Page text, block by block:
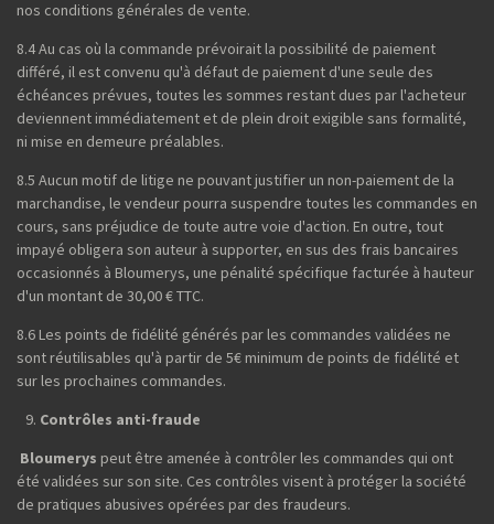
nos conditions générales de vente.
8.4 Au cas où la commande prévoirait la possibilité de paiement
différé, il est convenu qu'à défaut de paiement d'une seule des
échéances prévues, toutes les sommes restant dues par l'acheteur
deviennent immédiatement et de plein droit exigible sans formalité,
ni mise en demeure préalables.
8.5 Aucun motif de litige ne pouvant justifier un non-paiement de la
marchandise, le vendeur pourra suspendre toutes les commandes en
cours, sans préjudice de toute autre voie d'action. En outre, tout
impayé obligera son auteur à supporter, en sus des frais bancaires
occasionnés à Bloumerys, une pénalité spécifique facturée à hauteur
d'un montant de 30,00 € TTC.
8.6 Les points de fidélité générés par les commandes validées ne
sont réutilisables qu'à partir de 5€ minimum de points de fidélité et
sur les prochaines commandes.
Contrôles anti-fraude
Bloumerys peut être amenée à contrôler les commandes qui ont
été validées sur son site. Ces contrôles visent à protéger la société
de pratiques abusives opérées par des fraudeurs.